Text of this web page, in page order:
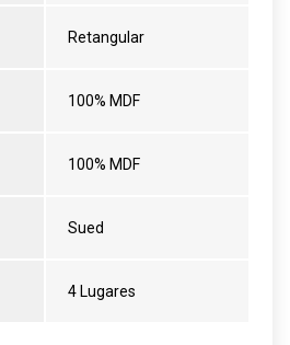
Retangular
100% MDF
100% MDF
Sued
4 Lugares